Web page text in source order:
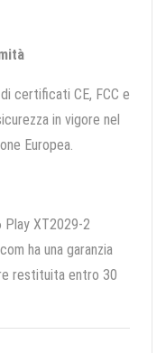
certificati CE, FCC e
in vigore nel
Europea.
Play XT2029-2
ha una garanzia
restituita entro 30